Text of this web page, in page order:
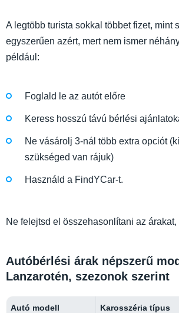
A legtöbb turista sokkal többet fizet, mint
egyszerűen azért, mert nem ismer
például:
Foglald le az autót előre
Keress hosszú távú bérlési
Ne vásárolj 3-nál több extra opciót
szükséged van rájuk)
Használd a FindYCar-t.
Ne felejtsd el összehasonlítani az
Autóbérlési árak népszerű
Lanzarotén, szezonok szerint
Autó modell Karosszéria típus